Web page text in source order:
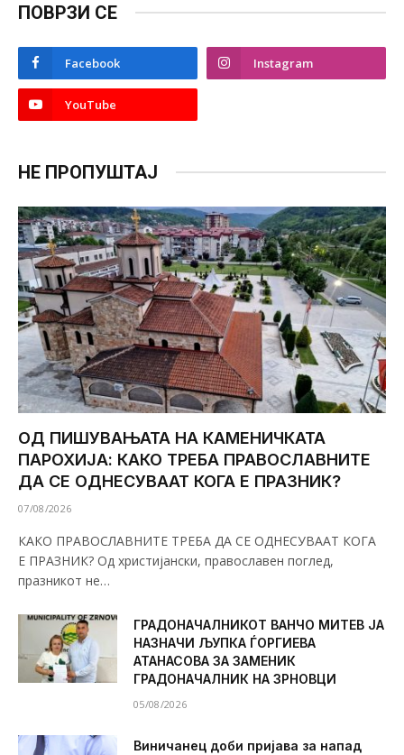
ПОВРЗИ СЕ
Facebook Instagram
YouTube
НЕ ПРОПУШТАЈ
ОД ПИШУВАЊАТА НА КАМЕНИЧКАТА
ПАРОХИЈА: КАКО ТРЕБА ПРАВОСЛАВНИТЕ
ДА СЕ ОДНЕСУВААТ КОГА Е ПРАЗНИК?
07/08/2026
КАКО ПРАВОСЛАВНИТЕ ТРЕБА ДА СЕ ОДНЕСУВААТ КОГА
Е ПРАЗНИК? Од христијански, православен поглед,
празникот не…
ГРАДОНАЧАЛНИКОТ ВАНЧО МИТЕВ ЈА
НАЗНАЧИ ЉУПКА ЃОРГИЕВА
АТАНАСОВА ЗА ЗАМЕНИК
ГРАДОНАЧАЛНИК НА ЗРНОВЦИ
05/08/2026
Виничанец доби пријава за напад